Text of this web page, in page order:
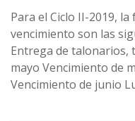
Para el Ciclo II-2019,
vencimiento son las
Entrega de talonarios,
mayo Vencimiento de
Vencimiento de junio